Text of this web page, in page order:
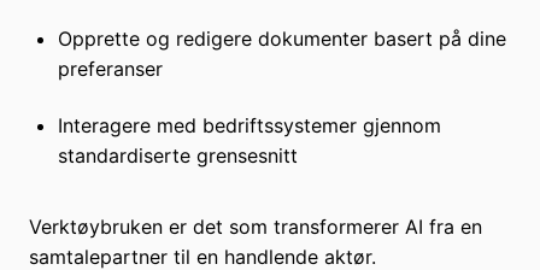
Opprette og redigere dokumenter basert på dine
preferanser
Interagere med bedriftssystemer gjennom
standardiserte grensesnitt
Verktøybruken er det som transformerer AI fra en
samtalepartner til en handlende aktør.